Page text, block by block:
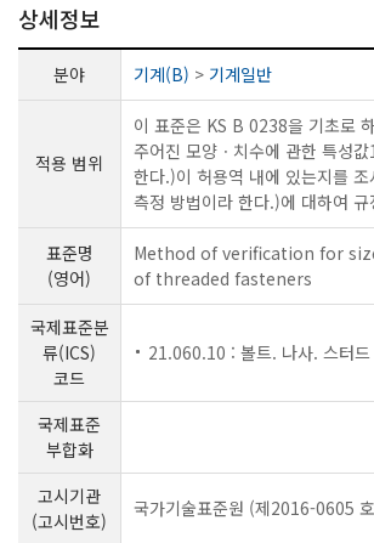
상세정보
분야 기계(B) > 기계일반
적용 범위
이 표준은 KS B 0238을 기초로
주어진 모양ㆍ치수에 관한 특성
한다.)이 허용역 내에 있는지를
측정 방법이라 한다.)에 대하여 규
표준명
(영어)
Method of verification for
of threaded fasteners
국제표준분
류(ICS)
코드
21.060.10 : 볼트. 나사. 스터드
국제표준
부합화
고시기관
(고시번호)
국가기술표준원 (제2016-0605